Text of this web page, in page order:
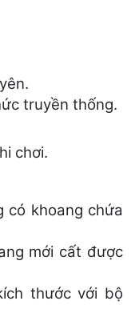
truyền thống.
chơi.
có khoang chứa
mới cất được
thước với bộ